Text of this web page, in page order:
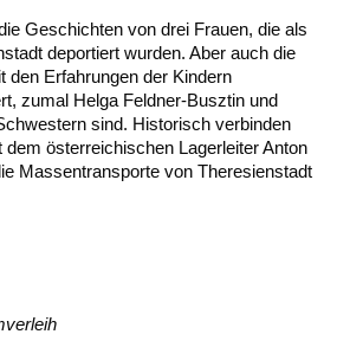
Geschichten von drei Frauen, die als
deportiert wurden. Aber auch die
den Erfahrungen der Kindern
zumal Helga Feldner-Busztin und
sind. Historisch verbinden
österreichischen Lagerleiter Anton
Massentransporte von Theresienstadt